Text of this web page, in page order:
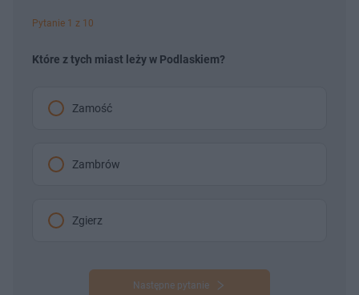
Pytanie 1 z 10
Które z tych miast leży w Podlaskiem?
Zamość
Zambrów
Zgierz
Następne pytanie